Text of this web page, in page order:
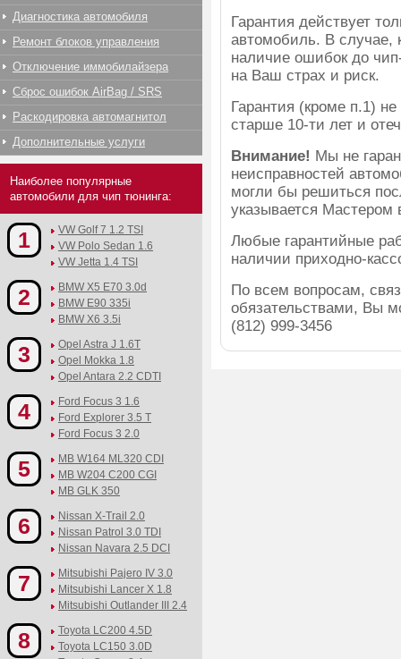
Гарантия действует
автомобиль. В случае,
наличие ошибок до
на Ваш страх и риск.
Гарантия (кроме п.1)
старше 10-ти лет и
Внимание! Мы не
неисправностей
могли бы решиться
указывается Мастером
Любые гарантийные
наличии приходно-
По всем вопросам,
обязательствами, Вы
(812) 999-3456
Диагностика автомобиля
Ремонт блоков управления
Отключение иммобилайзера
Сброс ошибок AirBag / SRS
Раскодировка автомагнитол
Дополнительные услуги
Наиболее популярные
автомобили для чип тюнинга:
1
VW Golf 7 1.2 TSI
VW Polo Sedan 1.6
VW Jetta 1.4 TSI
2
BMW X5 E70 3.0d
BMW E90 335i
BMW X6 3.5i
3
Opel Astra J 1.6T
Opel Mokka 1.8
Opel Antara 2.2 CDTI
4
Ford Focus 3 1.6
Ford Explorer 3.5 T
Ford Focus 3 2.0
5
MB W164 ML320 CDI
MB W204 C200 CGI
MB GLK 350
6
Nissan X-Trail 2.0
Nissan Patrol 3.0 TDI
Nissan Navara 2.5 DCI
7
Mitsubishi Pajero IV 3.0
Mitsubishi Lancer X 1.8
Mitsubishi Outlander III 2.4
8
Toyota LC200 4.5D
Toyota LC150 3.0D